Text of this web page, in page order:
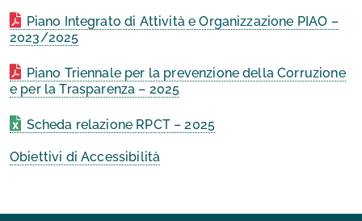
Piano Integrato di Attività e Organizzazione PIAO –
2023/2025
Piano Triennale per la prevenzione della Corruzione
e per la Trasparenza – 2025
Scheda relazione RPCT – 2025
Obiettivi di Accessibilità